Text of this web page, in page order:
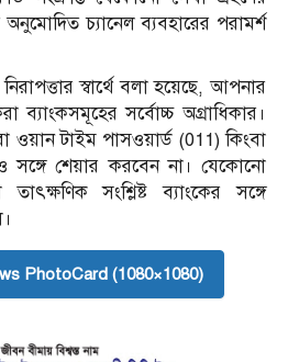
অনুমোদিত চ্যানেল ব্যবহারের পরামর্শ
স্বার্থে বলা হয়েছে, আপনার
ব্যাংকসমূহের সর্বোচ্চ অগ্রাধিকার।
ওয়ান টাইম পাসওয়ার্ড (011) কিংবা
সঙ্গে শেয়ার করবেন না। যেকোনো
সংশ্লিষ্ট ব্যাংকের সঙ্গে
PhotoCard (1080×1080)